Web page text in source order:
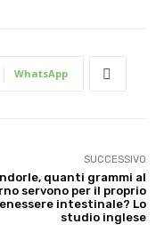
WhatsApp
SUCCESSIVO
quanti grammi al
servono per il proprio
intestinale? Lo
studio inglese